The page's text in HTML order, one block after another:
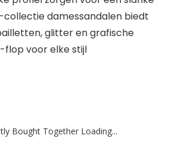
collectie damessandalen biedt
glitter en grafische
flop voor elke stijl
Bought Together Loading...